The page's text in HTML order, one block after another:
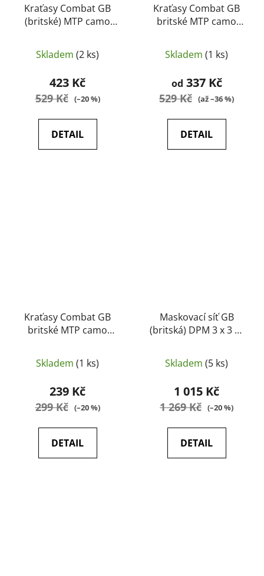
Kraťasy Combat GB
(britské) MTP camo
nové)
Skladem (2 ks)
423 Kč
529 Kč (–20 %)
DETAIL
Kraťasy Combat GB
britské MTP camo
Skladem (1 ks)
od 337 Kč
529 Kč (až –36 %)
DETAIL
Kraťasy Combat GB
britské MTP camo
Skladem (1 ks)
239 Kč
299 Kč (–20 %)
DETAIL
Maskovací síť GB
(britská) DPM 3 x 3 m
Skladem (5 ks)
1 015 Kč
1 269 Kč (–20 %)
DETAIL